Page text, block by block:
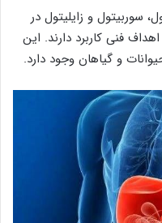
سوربیتول و زایلیتول در
فنی کاربرد دارند. این
و گیاهان وجود دارد.